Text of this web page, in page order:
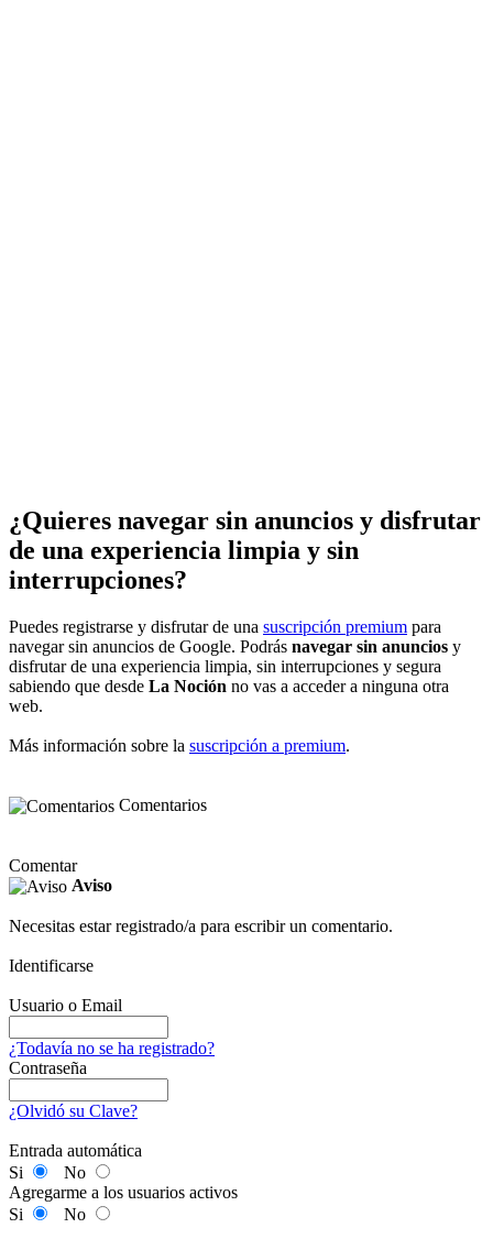
¿Quieres navegar sin anuncios y disfrutar
de una experiencia limpia y sin
interrupciones?
Puedes registrarse y disfrutar de una suscripción premium para
navegar sin anuncios de Google. Podrás navegar sin anuncios y
disfrutar de una experiencia limpia, sin interrupciones y segura
sabiendo que desde La Noción no vas a acceder a ninguna otra
web.
Más información sobre la suscripción a premium.
Comentarios
Comentar
Aviso
Necesitas estar registrado/a para escribir un comentario.
Identificarse
Usuario o Email
¿Todavía no se ha registrado?
Contraseña
¿Olvidó su Clave?
Entrada automática
Si
No
Agregarme a los usuarios activos
Si
No